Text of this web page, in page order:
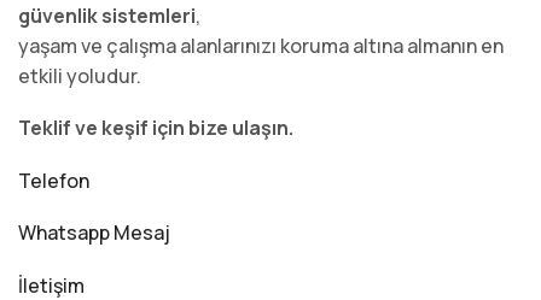
güvenlik sistemleri,
yaşam ve çalışma alanlarınızı koruma altına almanın en
etkili yoludur.
Teklif ve keşif için bize ulaşın.
Telefon
Whatsapp Mesaj
İletişim